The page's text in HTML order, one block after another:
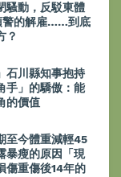
騷動，反駁東體
警的解雇……到底
？
石川縣知事抱持
手」的驕傲：能
的價值
至今體重減輕45
暴瘦的原因「現
傷重傷後14年的